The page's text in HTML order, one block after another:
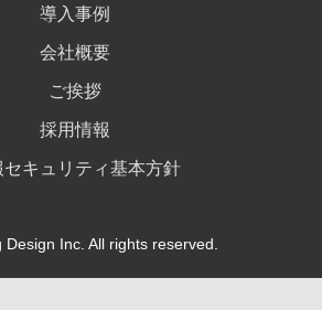
導入事例
会社概要
ご挨拶
採用情報
セキュリティ基本方針
Inc. All rights reserved.